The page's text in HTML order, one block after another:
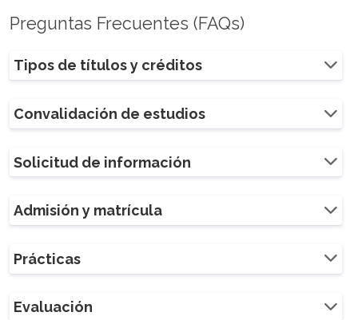
Preguntas Frecuentes (FAQs)
Tipos de títulos y créditos
Convalidación de estudios
Solicitud de información
Admisión y matrícula
Prácticas
Evaluación